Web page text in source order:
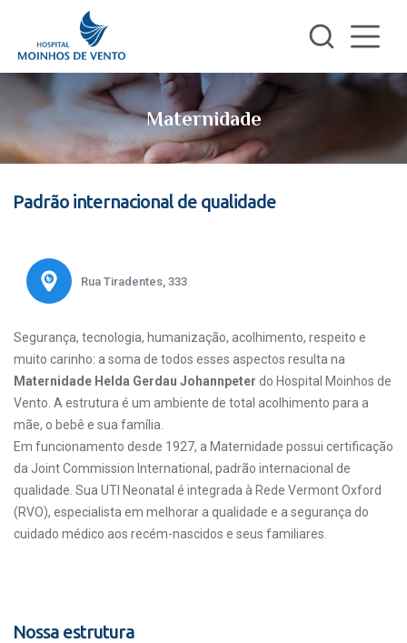
Maternidade
Padrão internacional de qualidade
Rua Tiradentes, 333
Segurança, tecnologia, humanização, acolhimento, respeito e
muito carinho: a soma de todos esses aspectos resulta na
Maternidade Helda Gerdau Johannpeter do Hospital Moinhos de
Vento. A estrutura é um ambiente de total acolhimento para a
mãe, o bebê e sua família.
Em funcionamento desde 1927, a Maternidade possui certificação
da Joint Commission International, padrão internacional de
qualidade. Sua UTI Neonatal é integrada à Rede Vermont Oxford
(RVO), especialista em melhorar a qualidade e a segurança do
cuidado médico aos recém-nascidos e seus familiares.
Nossa estrutura